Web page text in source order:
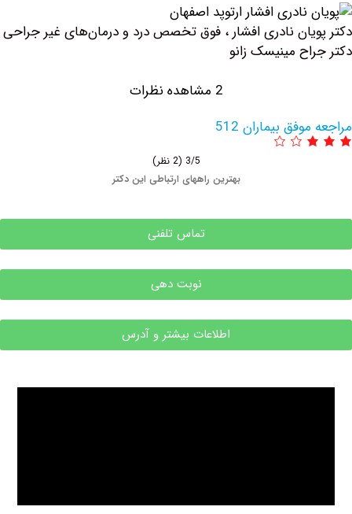
نادری افشار ، فوق تخصص درد و درمان‌های غیر جراحی
مینیسک زانو
بیماران 512
بهترین راههای ارتباطی این دکتر
تماس تلفنی
نوبت دهی
اطلاعات بیشتر و آدرس